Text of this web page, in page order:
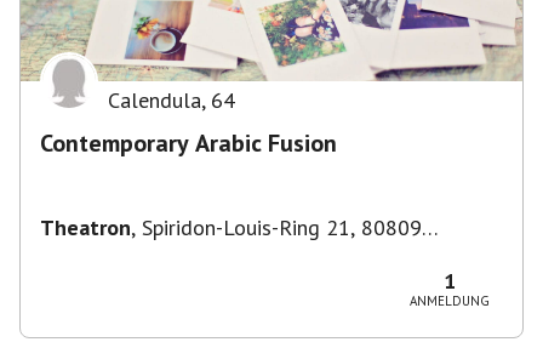
Calendula, 64
Contemporary Arabic Fusion
Theatron, Spiridon-Louis-Ring 21, 80809
1
ANMELDUNG